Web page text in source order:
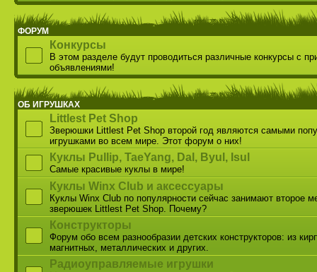
ФОРУМ
Конкурсы
В этом разделе будут проводиться различные конкурсы с
объявлениями!
ОБ ИГРУШКАХ
Littlest Pet Shop
Зверюшки Littlest Pet Shop второй год являются самыми
игрушками во всем мире. Этот форум о них!
Куклы Pullip, TaeYang, Dal, Byul, Isul
Самые красивые куклы в мире!
Куклы Winx Club и аксессуары
Куклы Winx Club по популярности сейчас занимают второе
зверюшек Littlest Pet Shop. Почему?
Конструкторы
Форум обо всем разнообразии детских конструкторов: из
магнитных, металлических и других.
Радиоуправляемые игрушки